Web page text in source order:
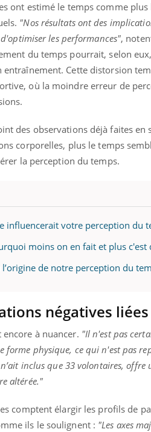
ont estimé le temps comme
"Nos résultats ont des
les performances",
du temps pourrait, selon
Cette distorsion
où la moindre erreur de
des observations déjà faites
corporelles, plus le temps
la perception du temps.
influencerait votre perception du
moins on en fait et plus c'est
de notre perception du
négatives
encore à nuancer. "Il n'est pas
physique, ce qui n'est pas
inclus que 33 volontaires,
altérée."
comptent élargir les profils de
ils le soulignent : "Les axes
nombreuses personnes
diabète, c'est une période de
défis, mais ...